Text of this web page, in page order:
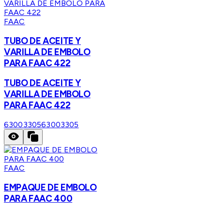
FAAC
TUBO DE ACEITE Y
VARILLA DE EMBOLO
PARA FAAC 422
TUBO DE ACEITE Y
VARILLA DE EMBOLO
PARA FAAC 422
6300330563003305
FAAC
EMPAQUE DE EMBOLO
PARA FAAC 400